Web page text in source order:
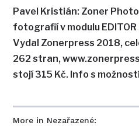
More in Nezařazené:
Pavel Kristián: Zoner
fotografií v modulu EDITOR
Vydal Zonerpress 2018,
262 stran,
stojí 315 Kč. Info s